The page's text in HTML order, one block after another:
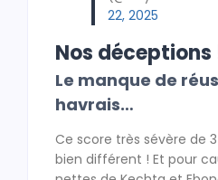
22, 2025
Nos déceptions
Le manque de
havrais…
Ce score très sévère de
bien différent ! Et pour